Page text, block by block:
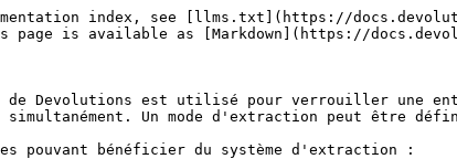
index, see [llms.txt](https://
page is available as [Markdown](https://
de Devolutions est utilisé pour verrouiller une
simultanément. Un mode d'extraction peut être
pouvant bénéficier du système d'extraction :